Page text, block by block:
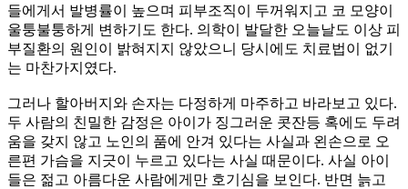
들에게서 발병률이 높으며 피부조직이 두꺼워지고 코 모양이
울퉁불퉁하게 변하기도 한다. 의학이 발달한 오늘날도 이상 피
부질환의 원인이 밝혀지지 않았으니 당시에도 치료법이 없기
는 마찬가지였다.
그러나 할아버지와 손자는 다정하게 마주하고 바라보고 있다.
두 사람의 친밀한 감정은 아이가 징그러운 콧잔등 혹에도 두려
움을 갖지 않고 노인의 품에 안겨 있다는 사실과 왼손으로 오
른편 가슴을 지긋이 누르고 있다는 사실 때문이다. 사실 아이
들은 젊고 아름다운 사람에게만 호기심을 보인다. 반면 늙고